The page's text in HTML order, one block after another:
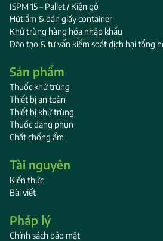
ISPM 15 – Pallet / Kiện gỗ
Hút ẩm & dán giấy container
Khử trùng hàng hóa nhập khẩu
Đào tạo & tư vấn kiểm soát dịch hại tổng
Sản phẩm
Thuốc khử trùng
Thiết bị an toàn
Thiết bị khử trùng
Thuốc dạng phun
Chất chống ẩm
Tài nguyên
Kiến thức
Bài viết
Pháp lý
Chính sách bảo mật